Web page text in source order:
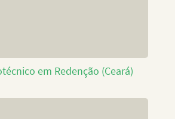
em Redenção (Ceará)